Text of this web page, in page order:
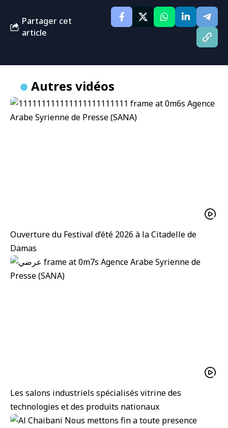
Partager cet
article
Autres vidéos
Ouverture du Festival d’été 2026 à la Citadelle de
Damas
Les salons industriels spécialisés vitrine des
technologies et des produits nationaux